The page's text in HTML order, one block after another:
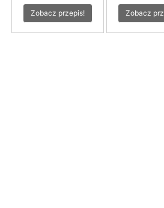
Zobacz przepis! Zobacz